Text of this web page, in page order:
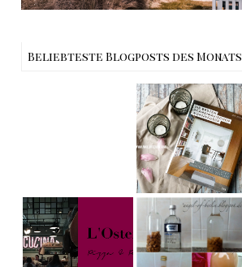
Beliebteste Blogposts des Monats
Barcomi –
einfach &
saftig
Buchtipps - Die
besten
Skandinavische
n Wohnhäuser |
The Nina
Edition
My Berlin -
L'Osteria | The
Rezept |
Karamell-
Wodka selber
machen –